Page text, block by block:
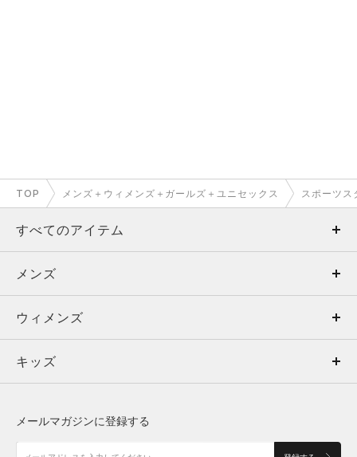
TOP メンズ＋ウィメンズ＋ガールズ＋ユニセックス スポーツス
すべてのアイテム
メンズ
ウィメンズ
キッズ
アクセサリー
メンズ
トップス
ボトムス
アクセサリー
ウィメンズ
トップス
シューズ
キッズ
メールマガジンに登録する